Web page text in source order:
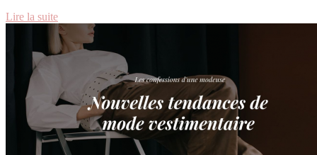
Lire la suite